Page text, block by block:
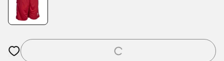
Opent een venster om in te loggen of je aan te melden als lid